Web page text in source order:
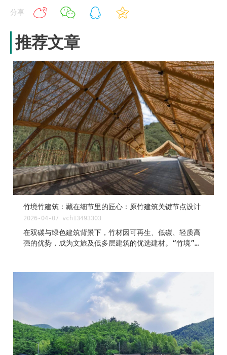
分享
推荐文章
竹境竹建筑：藏在细节里的匠心：原竹建筑关键节点设计
2026-04-07 vch13493303
在双碳与绿色建筑背景下，竹材因可再生、低碳、轻质高
强的优势，成为文旅及低多层建筑的优选建材。“竹境”深
系列，我们将从五大核心维度逐一拆解，系统解析现代竹
建筑的核心技术要点，助力绿色建筑项目高效、安全、可
持续落地。 •原竹的结构力学优势，看懂竹子为何能撑
起大跨度空间。 •关键节点设计，读懂竹构安全与美观
的底层逻辑。 •防火防腐处理，揭开原竹建筑耐久使用
的秘密。 •装配式施工流程，展现高效低碳的现代建造
方式。 •原竹建筑经典项目案例，呈现原竹建筑真正的
落地实力。 第二篇，我们将深入拆解节点设计背后的